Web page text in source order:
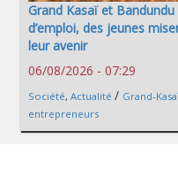
Grand Kasaï et
d’emploi, des jeunes
leur avenir
06/08/2026 - 07:29
Société, Actualité / Grand-
entrepreneurs